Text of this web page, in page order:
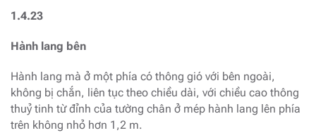
1.4.23
Hành lang bên
Hành lang mà ở một phía có thông gió với bên ngoài,
không bị chắn, liên tục theo chiều dài, với chiều cao thông
thuỷ tinh từ đỉnh của tường chân ở mép hành lang lên phía
trên không nhỏ hơn 1,2 m.